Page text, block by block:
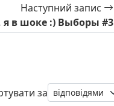
Наступний запис
я в шоке :) Выборы #3
за